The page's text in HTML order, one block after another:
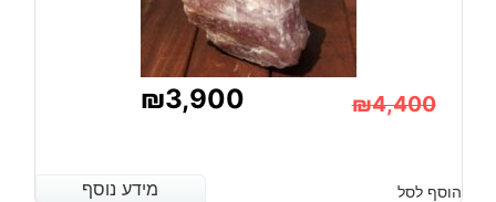
₪4,400
₪3,900
מידע נוסף הוסף לסל מידע נוסף